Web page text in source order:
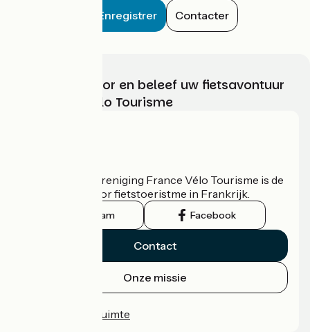
Enregistrer Contacter
Kies, bereid voor en beleef uw fietsavontuur
met France Vélo Tourisme
De nationale vereniging France Vélo Tourisme is de
officiële gids voor fietstoeristme in Frankrijk.
Instagram Facebook
Contact
Onze missie
Professionele ruimte